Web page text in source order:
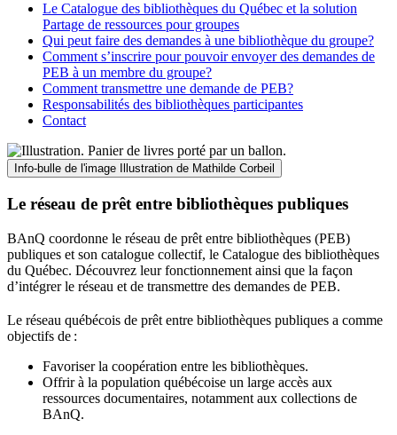
Le Catalogue des bibliothèques du Québec et la solution
Partage de ressources pour groupes
Qui peut faire des demandes à une bibliothèque du groupe?
Comment s’inscrire pour pouvoir envoyer des demandes de
PEB à un membre du groupe?
Comment transmettre une demande de PEB?
Responsabilités des bibliothèques participantes
Contact
Info-bulle de l'image Illustration de Mathilde Corbeil
Le réseau de prêt entre bibliothèques publiques
BAnQ coordonne le réseau de prêt entre bibliothèques (PEB)
publiques et son catalogue collectif, le Catalogue des bibliothèques
du Québec. Découvrez leur fonctionnement ainsi que la façon
d’intégrer le réseau et de transmettre des demandes de PEB.
Le réseau québécois de prêt entre bibliothèques publiques a comme
objectifs de :
Favoriser la coopération entre les bibliothèques.
Offrir à la population québécoise un large accès aux
ressources documentaires, notamment aux collections de
BAnQ.